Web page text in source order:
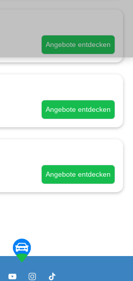
Angebote entdecken
Angebote entdecken
Angebote entdecken